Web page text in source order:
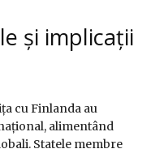
și implicații
cu Finlanda au
alimentând
Statele membre